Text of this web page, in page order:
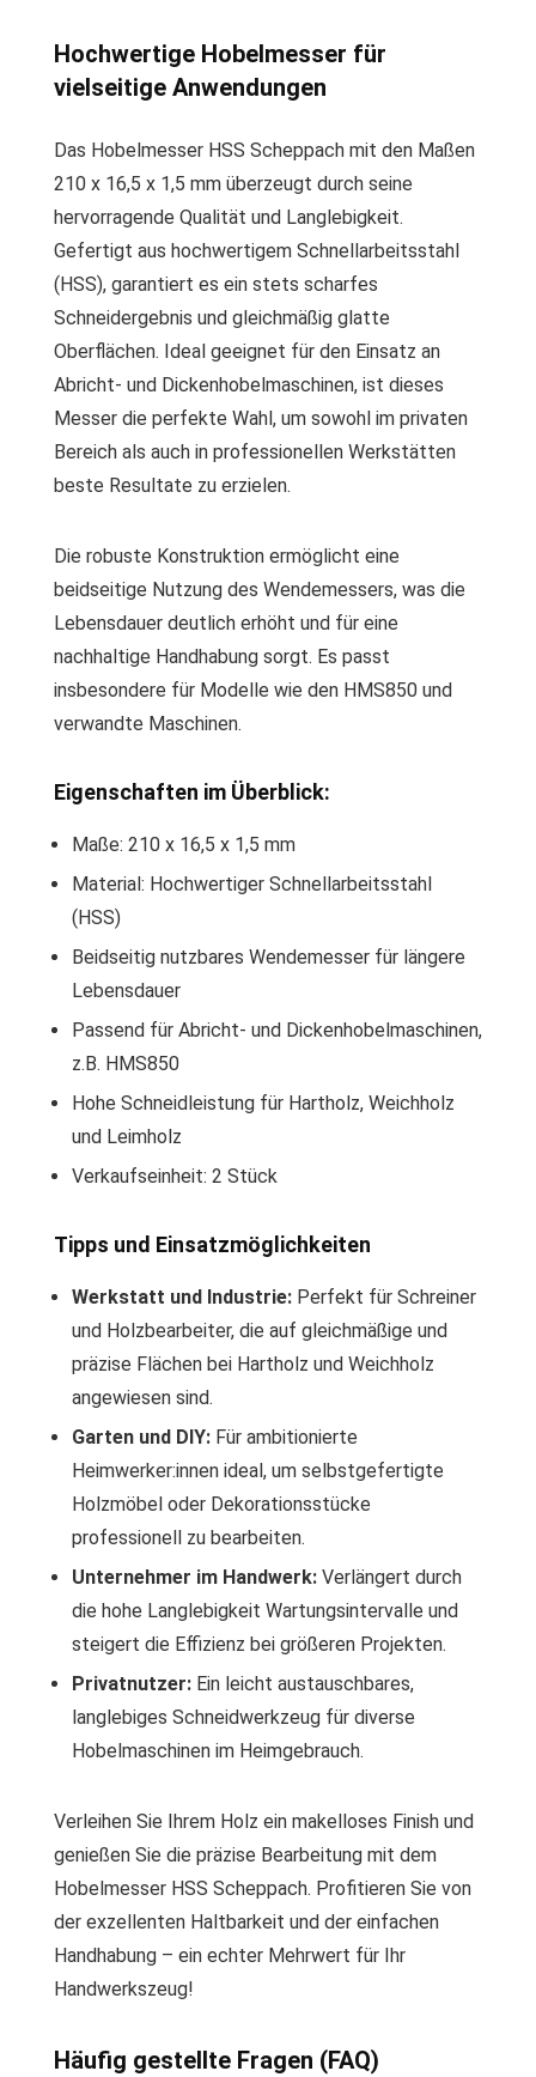
Hochwertige Hobelmesser für
vielseitige Anwendungen
Das Hobelmesser HSS Scheppach mit den Maßen
210 x 16,5 x 1,5 mm überzeugt durch seine
hervorragende Qualität und Langlebigkeit.
Gefertigt aus hochwertigem Schnellarbeitsstahl
(HSS), garantiert es ein stets scharfes
Schneidergebnis und gleichmäßig glatte
Oberflächen. Ideal geeignet für den Einsatz an
Abricht- und Dickenhobelmaschinen, ist dieses
Messer die perfekte Wahl, um sowohl im privaten
Bereich als auch in professionellen Werkstätten
beste Resultate zu erzielen.
Die robuste Konstruktion ermöglicht eine
beidseitige Nutzung des Wendemessers, was die
Lebensdauer deutlich erhöht und für eine
nachhaltige Handhabung sorgt. Es passt
insbesondere für Modelle wie den HMS850 und
verwandte Maschinen.
Eigenschaften im Überblick:
Maße: 210 x 16,5 x 1,5 mm
Material: Hochwertiger Schnellarbeitsstahl
(HSS)
Beidseitig nutzbares Wendemesser für längere
Lebensdauer
Passend für Abricht- und Dickenhobelmaschinen,
z.B. HMS850
Hohe Schneidleistung für Hartholz, Weichholz
und Leimholz
Verkaufseinheit: 2 Stück
Tipps und Einsatzmöglichkeiten
Werkstatt und Industrie: Perfekt für Schreiner
und Holzbearbeiter, die auf gleichmäßige und
präzise Flächen bei Hartholz und Weichholz
angewiesen sind.
Garten und DIY: Für ambitionierte
Heimwerker:innen ideal, um selbstgefertigte
Holzmöbel oder Dekorationsstücke
professionell zu bearbeiten.
Unternehmer im Handwerk: Verlängert durch
die hohe Langlebigkeit Wartungsintervalle und
steigert die Effizienz bei größeren Projekten.
Privatnutzer: Ein leicht austauschbares,
langlebiges Schneidwerkzeug für diverse
Hobelmaschinen im Heimgebrauch.
Verleihen Sie Ihrem Holz ein makelloses Finish und
genießen Sie die präzise Bearbeitung mit dem
Hobelmesser HSS Scheppach. Profitieren Sie von
der exzellenten Haltbarkeit und der einfachen
Handhabung – ein echter Mehrwert für Ihr
Handwerkszeug!
Häufig gestellte Fragen (FAQ)